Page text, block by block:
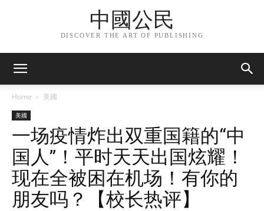
中國公民
DISCOVER THE ART OF PUBLISHING
Home 美國
美國
一场疫情炸出双重国籍的“中
国人”！平时天天出国炫耀！
现在全被困在机场！有你的
朋友吗？【校长热评】